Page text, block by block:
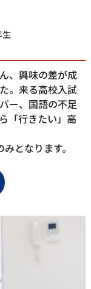
、興味の差が成
。来る⾼校⼊試
ー、国語の不⾜
「⾏きたい」⾼
となります。